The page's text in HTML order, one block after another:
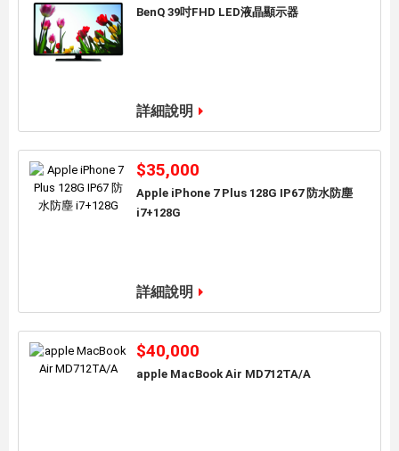
BenQ 39吋FHD LED液晶顯示器
詳細說明
$35,000
Apple iPhone 7 Plus 128G IP67 防水防塵
i7+128G
詳細說明
$40,000
apple MacBook Air MD712TA/A